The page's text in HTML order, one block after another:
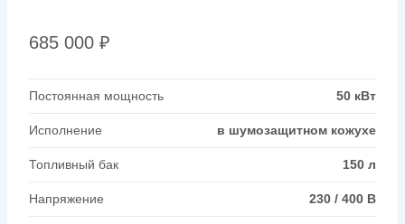
685 000 ₽
Постоянная мощность 50 кВт
Исполнение в шумозащитном кожухе
Топливный бак 150 л
Напряжение 230 / 400 В